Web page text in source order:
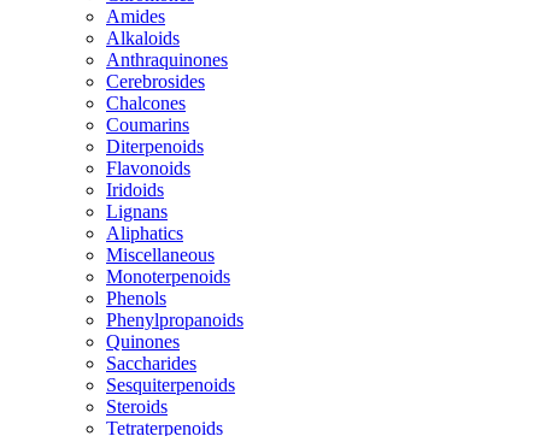
Amides
Alkaloids
Anthraquinones
Cerebrosides
Chalcones
Coumarins
Diterpenoids
Flavonoids
Iridoids
Lignans
Aliphatics
Miscellaneous
Monoterpenoids
Phenols
Phenylpropanoids
Quinones
Saccharides
Sesquiterpenoids
Steroids
Tetraterpenoids